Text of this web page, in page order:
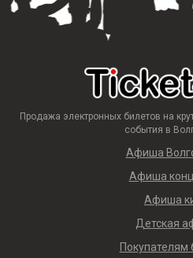
Продажа электронных билетов на
события в
Афиша
Афиша
Афиша
Детская
Покупателям